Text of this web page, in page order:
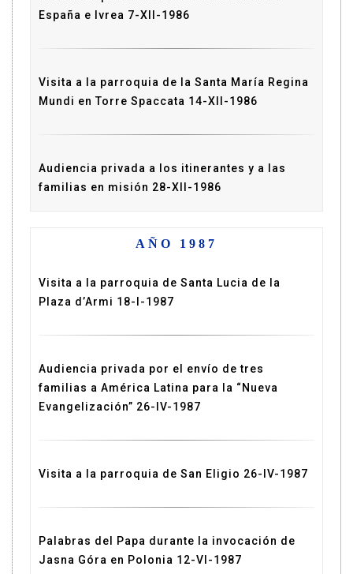
España e Ivrea 7-XII-1986
Visita a la parroquia de la Santa María Regina
Mundi en Torre Spaccata 14-XII-1986
Audiencia privada a los itinerantes y a las
familias en misión 28-XII-1986
AÑO 1987
Visita a la parroquia de Santa Lucia de la
Plaza d’Armi 18-I-1987
Audiencia privada por el envío de tres
familias a América Latina para la “Nueva
Evangelización” 26-IV-1987
Visita a la parroquia de San Eligio 26-IV-1987
Palabras del Papa durante la invocación de
Jasna Góra en Polonia 12-VI-1987